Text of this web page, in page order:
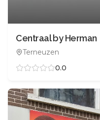
Centraal by Herman
Terneuzen
0.0